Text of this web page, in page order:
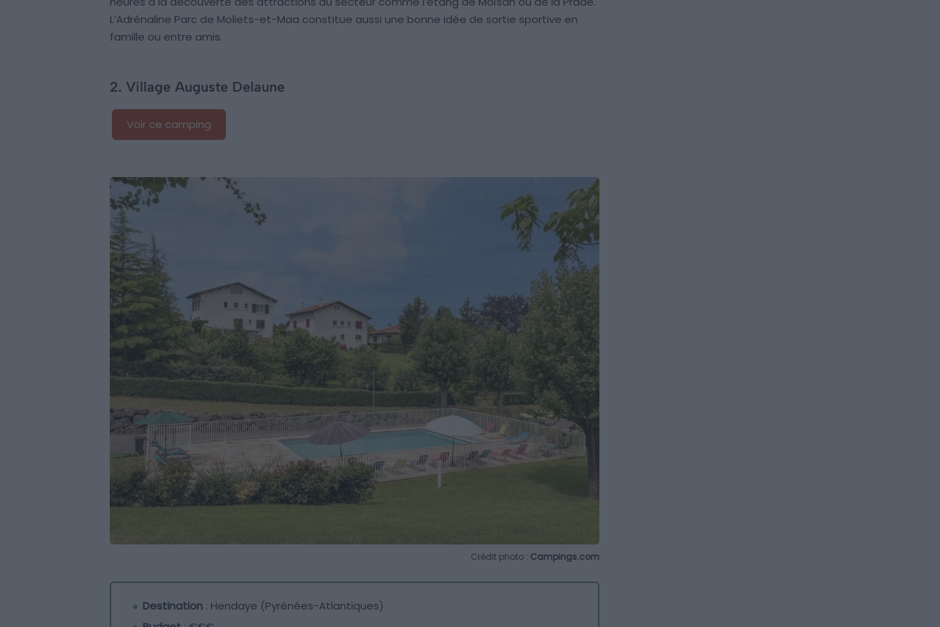
L’Adrénaline Parc de Moliets-et-Maa constitue aussi une bonne idée de sortie sportive en
famille ou entre amis.
2. Village Auguste Delaune
Voir ce camping
Crédit photo : Campings.com
Destination : Hendaye (Pyrénées-Atlantiques)